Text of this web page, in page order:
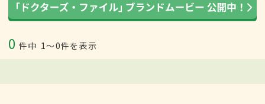
0 件中 1〜0件を表示